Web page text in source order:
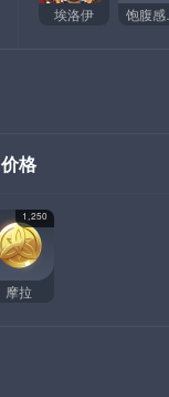
埃洛伊
价格
1,250
摩拉